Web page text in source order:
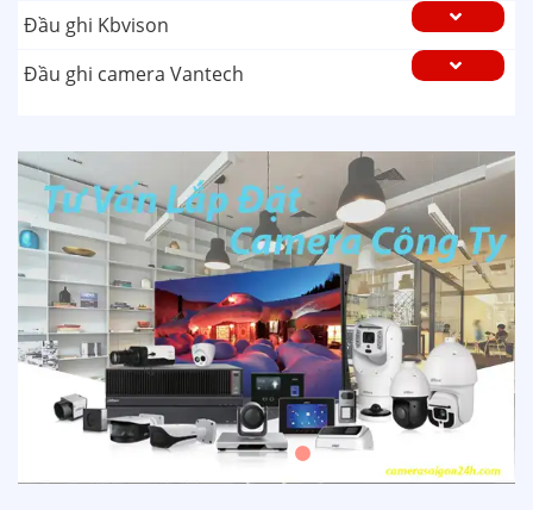
Đầu ghi Kbvison
Đầu ghi camera Vantech